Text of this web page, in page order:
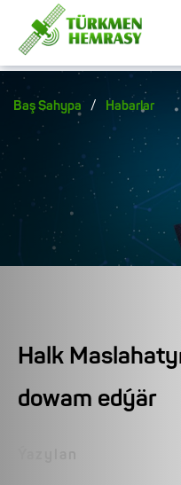
Baş Sahypa / Habarlar
Halk
dowam edýär